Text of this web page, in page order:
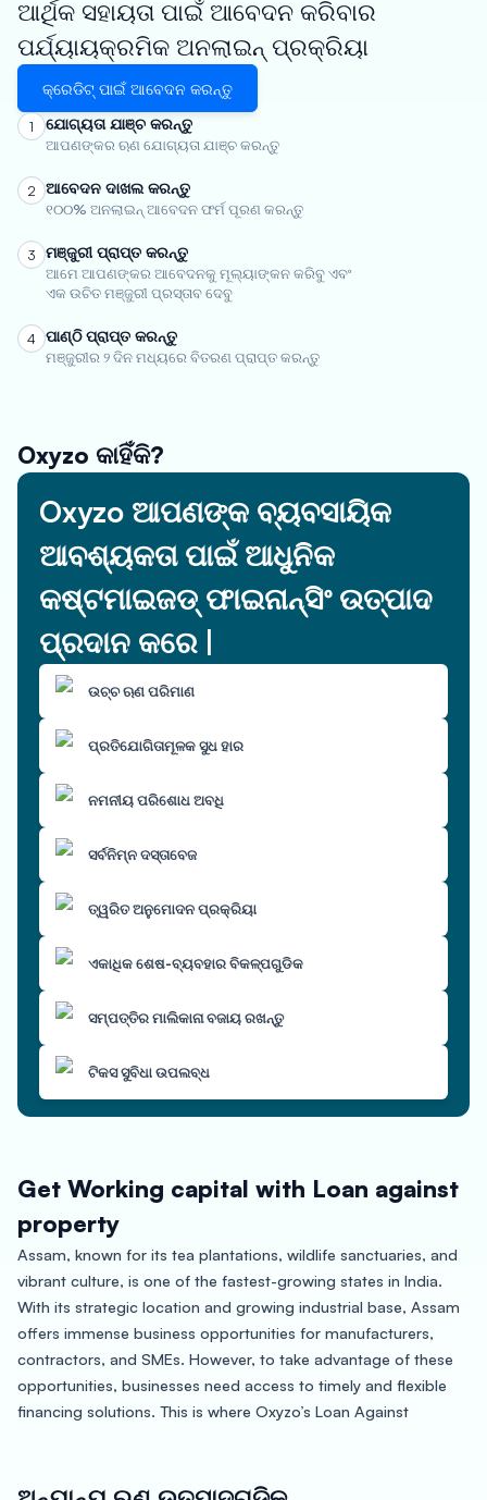
ଆର୍ଥିକ ସହାୟତା ପାଇଁ ଆବେଦନ କରିବାର
ପର୍ଯ୍ୟାୟକ୍ରମିକ ଅନଲାଇନ୍ ପ୍ରକ୍ରିୟା
କ୍ରେଡିଟ୍ ପାଇଁ ଆବେଦନ କରନ୍ତୁ
1 ଯୋଗ୍ୟତା ଯାଞ୍ଚ କରନ୍ତୁ
ଆପଣଙ୍କର ଋଣ ଯୋଗ୍ୟତା ଯାଞ୍ଚ କରନ୍ତୁ
2 ଆବେଦନ ଦାଖଲ କରନ୍ତୁ
୧୦୦% ଅନଲାଇନ୍ ଆବେଦନ ଫର୍ମ ପୂରଣ କରନ୍ତୁ
3 ମଞ୍ଜୁରୀ ପ୍ରାପ୍ତ କରନ୍ତୁ
ଆମେ ଆପଣଙ୍କର ଆବେଦନକୁ ମୂଲ୍ୟାଙ୍କନ କରିବୁ ଏବଂ
ଏକ ଉଚିତ ମଞ୍ଜୁରୀ ପ୍ରସ୍ତାବ ଦେବୁ
4 ପାଣ୍ଠି ପ୍ରାପ୍ତ କରନ୍ତୁ
ମଞ୍ଜୁରୀର ୨ ଦିନ ମଧ୍ୟରେ ବିତରଣ ପ୍ରାପ୍ତ କରନ୍ତୁ
Oxyzo କାହିଁକି?
Oxyzo ଆପଣଙ୍କ ବ୍ୟବସାୟିକ
ଆବଶ୍ୟକତା ପାଇଁ ଆଧୁନିକ
କଷ୍ଟମାଇଜଡ୍ ଫାଇନାନ୍ସିଂ ଉତ୍ପାଦ
ପ୍ରଦାନ କରେ |
ଉଚ୍ଚ ଋଣ ପରିମାଣ
ପ୍ରତିଯୋଗିତାମୂଳକ ସୁଧ ହାର
ନମନୀୟ ପରିଶୋଧ ଅବଧି
ସର୍ବନିମ୍ନ ଦସ୍ତାବେଜ
ତ୍ୱରିତ ଅନୁମୋଦନ ପ୍ରକ୍ରିୟା
ଏକାଧିକ ଶେଷ-ବ୍ୟବହାର ବିକଳ୍ପଗୁଡିକ
ସମ୍ପତ୍ତିର ମାଲିକାନା ବଜାୟ ରଖନ୍ତୁ
ଟିକସ ସୁବିଧା ଉପଲବ୍ଧ
Get Working capital with Loan against
property
Assam, known for its tea plantations, wildlife sanctuaries, and
vibrant culture, is one of the fastest-growing states in India.
With its strategic location and growing industrial base, Assam
offers immense business opportunities for manufacturers,
contractors, and SMEs. However, to take advantage of these
opportunities, businesses need access to timely and flexible
financing solutions. This is where Oxyzo’s Loan Against
Oxyzo’s Loan Against Property is a secured loan that allows